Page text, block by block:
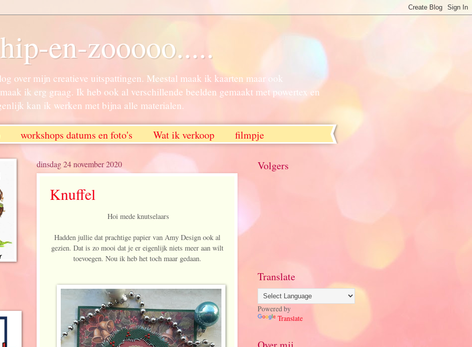
en-zooooo.....
over mijn creatieve uitspattingen. Meestal maak ik kaarten maar ook
ik erg graag. Ik heb ook al verschillende beelden gemaakt met powertex en
kan ik werken met bijna alle materialen.
workshops datums en foto's Wat ik verkoop filmpje
dinsdag 24 november 2020
Knuffel
Hoi mede knutselaars
Hadden jullie dat prachtige papier van Amy Design ook al
gezien. Dat is zo mooi dat je er eigenlijk niets meer aan wilt
toevoegen. Nou ik heb het toch maar gedaan.
Volgers
Translate
Powered by
Translate